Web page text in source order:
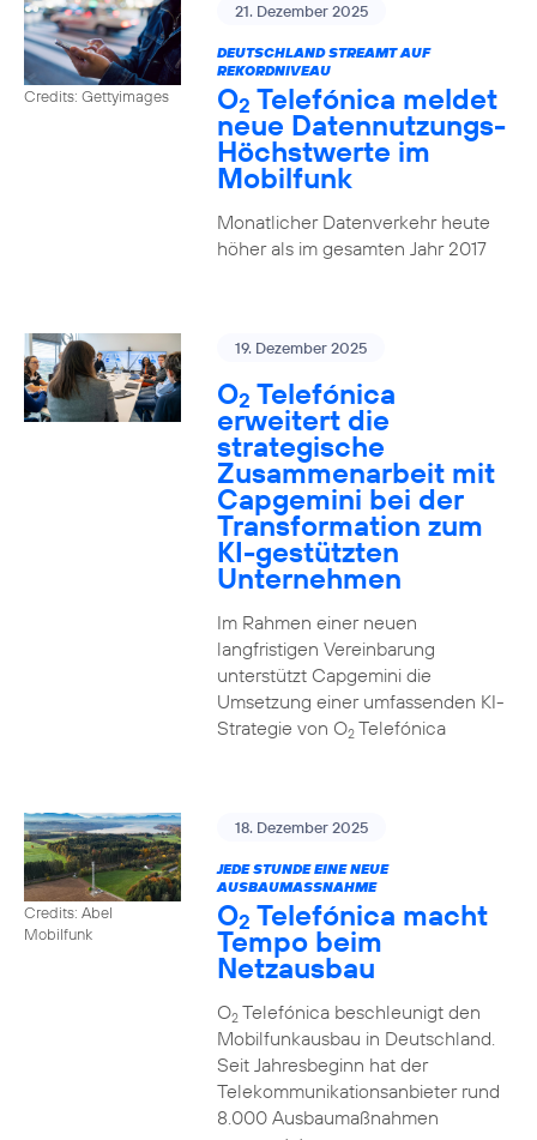
Credits: Gettyimages
21. Dezember 2025
DEUTSCHLAND STREAMT AUF
REKORDNIVEAU
O2 Telefónica meldet
neue Datennutzungs-
Höchstwerte im
Mobilfunk
Monatlicher Datenverkehr heute
höher als im gesamten Jahr 2017
19. Dezember 2025
O2 Telefónica
erweitert die
strategische
Zusammenarbeit mit
Capgemini bei der
Transformation zum
KI-gestützten
Unternehmen
Im Rahmen einer neuen
langfristigen Vereinbarung
unterstützt Capgemini die
Umsetzung einer umfassenden KI-
Strategie von O2Telefónica
Credits: Abel
Mobilfunk
18. Dezember 2025
JEDE STUNDE EINE NEUE
AUSBAUMASSNAHME
O2 Telefónica macht
Tempo beim
Netzausbau
O2Telefónica beschleunigt den
Mobilfunkausbau in Deutschland.
Seit Jahresbeginn hat der
Telekommunikationsanbieter rund
8.000 Ausbaumaßnahmen